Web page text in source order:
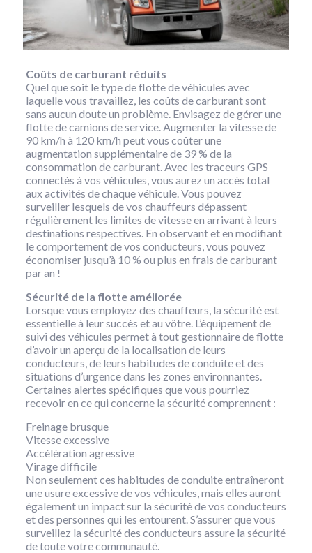
Coûts de carburant réduits
Quel que soit le type de flotte de véhicules avec
laquelle vous travaillez, les coûts de carburant sont
sans aucun doute un problème. Envisagez de gérer une
flotte de camions de service. Augmenter la vitesse de
90 km/h à 120 km/h peut vous coûter une
augmentation supplémentaire de 39 % de la
consommation de carburant. Avec les traceurs GPS
connectés à vos véhicules, vous aurez un accès total
aux activités de chaque véhicule. Vous pouvez
surveiller lesquels de vos chauffeurs dépassent
régulièrement les limites de vitesse en arrivant à leurs
destinations respectives. En observant et en modifiant
le comportement de vos conducteurs, vous pouvez
économiser jusqu’à 10 % ou plus en frais de carburant
par an !
Sécurité de la flotte améliorée
Lorsque vous employez des chauffeurs, la sécurité est
essentielle à leur succès et au vôtre. L’équipement de
suivi des véhicules permet à tout gestionnaire de flotte
d’avoir un aperçu de la localisation de leurs
conducteurs, de leurs habitudes de conduite et des
situations d’urgence dans les zones environnantes.
Certaines alertes spécifiques que vous pourriez
recevoir en ce qui concerne la sécurité comprennent :
Freinage brusque
Vitesse excessive
Accélération agressive
Virage difficile
Non seulement ces habitudes de conduite entraîneront
une usure excessive de vos véhicules, mais elles auront
également un impact sur la sécurité de vos conducteurs
et des personnes qui les entourent. S’assurer que vous
surveillez la sécurité des conducteurs assure la sécurité
de toute votre communauté.